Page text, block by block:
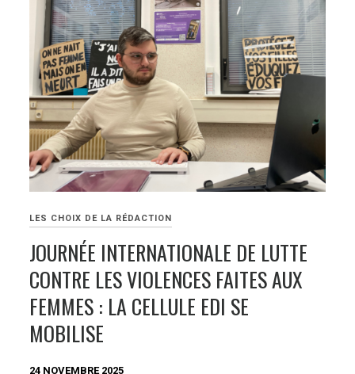
LES CHOIX DE LA RÉDACTION
JOURNÉE INTERNATIONALE DE LUTTE
CONTRE LES VIOLENCES FAITES AUX
FEMMES : LA CELLULE EDI SE
MOBILISE
24 NOVEMBRE 2025